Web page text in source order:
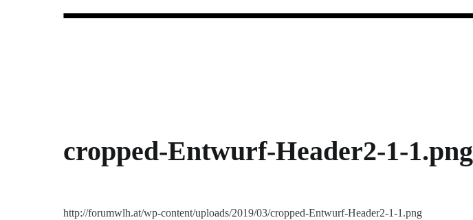
cropped-Entwurf-Header2-1-1.png
http://forumwlh.at/wp-content/uploads/2019/03/cropped-Entwurf-Header2-1-1.png